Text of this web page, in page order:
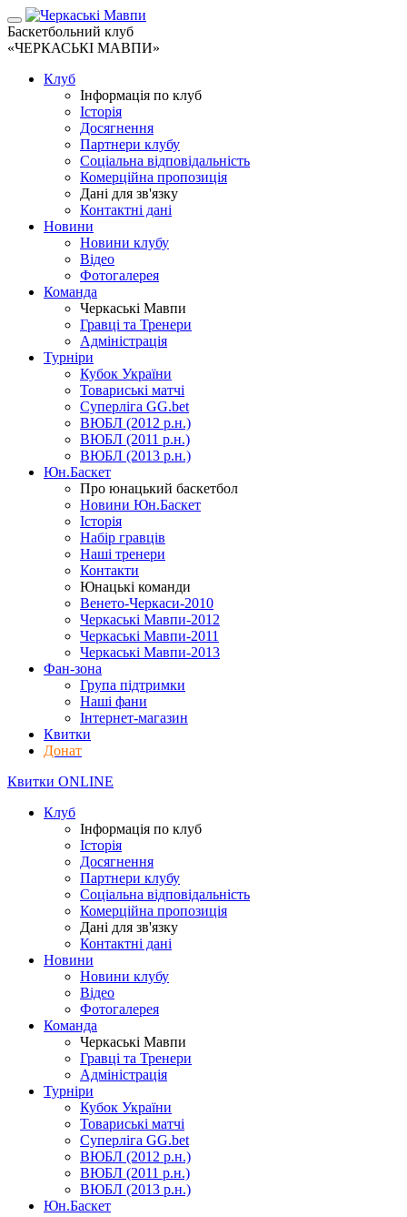
Баскетбольний клуб
«ЧЕРКАСЬКІ МАВПИ»
Клуб
Інформація по клуб
Історія
Досягнення
Партнери клубу
Соціальна відповідальність
Комерційна пропозиція
Дані для зв'язку
Контактні дані
Новини
Новини клубу
Відео
Фотогалерея
Команда
Черкаські Мавпи
Гравці та Тренери
Адміністрація
Турніри
Кубок України
Товариські матчі
Суперліга GG.bet
ВЮБЛ (2012 р.н.)
ВЮБЛ (2011 р.н.)
ВЮБЛ (2013 р.н.)
Юн.Баскет
Про юнацький баскетбол
Новини Юн.Баскет
Історія
Набір гравців
Наші тренери
Контакти
Юнацькі команди
Венето-Черкаси-2010
Черкаські Мавпи-2012
Черкаські Мавпи-2011
Черкаські Мавпи-2013
Фан-зона
Група підтримки
Наші фани
Інтернет-магазин
Квитки
Донат
Квитки ONLINE
Клуб
Інформація по клуб
Історія
Досягнення
Партнери клубу
Соціальна відповідальність
Комерційна пропозиція
Дані для зв'язку
Контактні дані
Новини
Новини клубу
Відео
Фотогалерея
Команда
Черкаські Мавпи
Гравці та Тренери
Адміністрація
Турніри
Кубок України
Товариські матчі
Суперліга GG.bet
ВЮБЛ (2012 р.н.)
ВЮБЛ (2011 р.н.)
ВЮБЛ (2013 р.н.)
Юн.Баскет